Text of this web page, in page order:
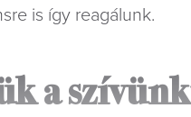
is így reagálunk.
a